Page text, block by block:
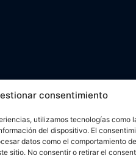
consentimiento
utilizamos tecnologías como
del dispositivo. El
datos como el comportamiento
sitio. No consentir o retirar el